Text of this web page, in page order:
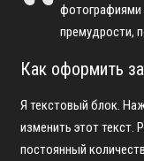
фотографиями
премудрости,
Как оформить
Я текстовый блок.
изменить этот текст.
постоянный